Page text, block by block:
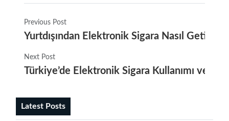
Previous Post
Yurtdışından Elektronik Sigara Nasıl
Next Post
Türkiye’de Elektronik Sigara Kullanımı ve
Latest Posts